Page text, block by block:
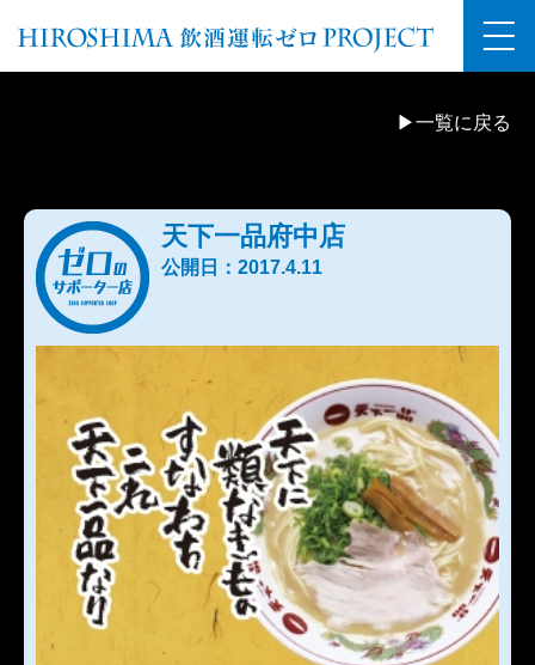
▶一覧に戻る
天下一品府中店
公開日：2017.4.11